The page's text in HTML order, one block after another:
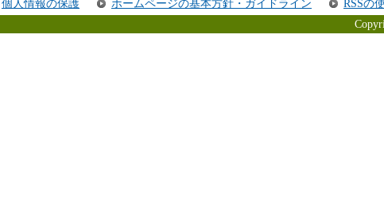
個人情報の保護 ホームページの基本方針・ガイドライン
RSSの